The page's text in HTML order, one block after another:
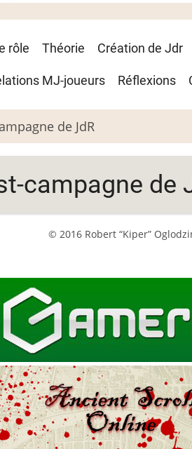
rôle Théorie Création de Jdr
MJ-joueurs Réflexions
de JdR
campagne de
© 2016 Robert “Kiper”